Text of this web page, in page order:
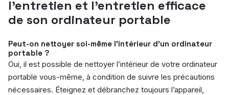
l’entretien et l’entretien efficace
de son ordinateur portable
Peut-on nettoyer soi-même l’intérieur d’un ordinateur
portable ?
Oui, il est possible de nettoyer l’intérieur de votre ordinateur
portable vous-même, à condition de suivre les précautions
nécessaires. Éteignez et débranchez toujours l’appareil,